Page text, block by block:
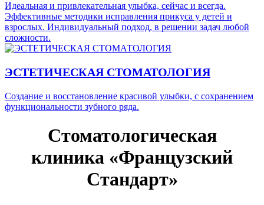
Идеальная и привлекательная улыбка, сейчас и всегда.
Эффективные методики исправления прикуса у детей и
взрослых. Индивидуальный подход, в решении задач любой
сложности.
ЭСТЕТИЧЕСКАЯ СТОМАТОЛОГИЯ
Создание и восстановление красивой улыбки, с сохранением
функциональности зубного ряда.
Стоматологическая
клиника «Французский
Стандарт»